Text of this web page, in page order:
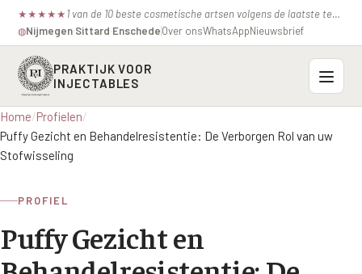
★ ★ ★ ★ ★ 1 van de 10 beste cosmetische artsen volgens de laatste test van de consumentenbond.
◍Nijmegen·Sittard·EnschedeOver onsWhatsAppNieuwsbrief
PRAKTIJK VOOR
INJECTABLES
Probleemzones
BOVENSTE GEZICHT
Voorhoofdsrimpels
Fronsrimpel
Wenkbrauwen
INJECTABLES
Botox / anti-rimpel
Bocouture
VEROUDERING
Prijzen
Home/Profielen/
Puffy Gezicht en Behandelresistentie: De Verborgen Rol van uw
Stofwisseling
PROFIEL
Puffy Gezicht en